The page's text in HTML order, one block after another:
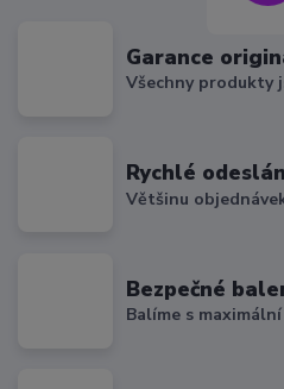
Garance
Všechny produkty
Rychlé
Většinu
Bezpečné
Balíme s